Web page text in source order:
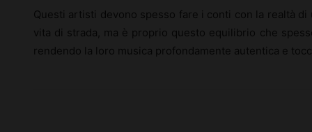
Questi artisti devono spesso fare i conti con la realtà
vita di strada, ma è proprio questo equilibrio che
rendendo la loro musica profondamente autentica e